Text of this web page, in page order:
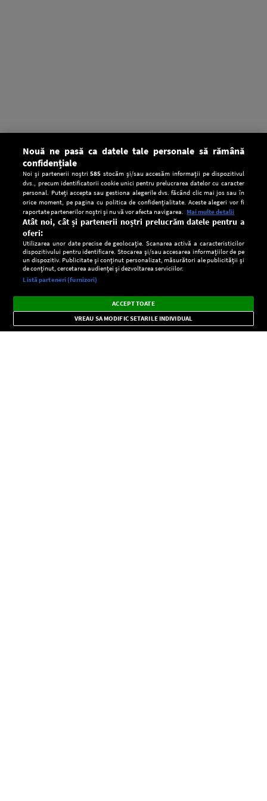
CONFIDENŢIALITATE
Setări:
Dark
Mode
Radio live, podcasturi, știri și alerte
importante.
×
Nouă ne pasă ca datele tale personale să rămână
confidențiale
Noi și partenerii noștri585 stocăm și/sau accesăm informații pe dispozitivul
dvs., precum identificatorii cookie unici pentru prelucrarea datelor cu caracter
personal. Puteți accepta sau gestiona alegerile dvs. făcând clic mai jos sau în
orice moment, pe pagina cu politica de confidențialitate. Aceste alegeri vor fi
raportate partenerilor noștri și nu vă vor afecta navigarea. Mai multe detalii
Atât noi, cât și partenerii noștri prelucrăm datele pentru a
oferi:
Utilizarea unor date precise de geolocație. Scanarea activă a caracteristicilor
dispozitivului pentru identificare. Stocarea și/sau accesarea informațiilor de pe
un dispozitiv. Publicitate și conținut personalizat, măsurători ale publicității și
de conținut, cercetarea audienței și dezvoltarea serviciilor.
Listă parteneri (furnizori)
ACCEPT TOATE
VREAU SA MODIFIC SETARILE INDIVIDUAL